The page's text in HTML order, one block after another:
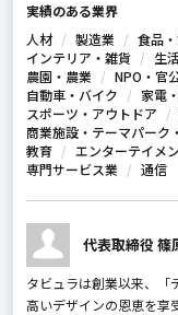
実績のある業界
人材
製造業 食品
インテリア・雑貨
生
農園・農業
NPO・官
自動車・バイク
家電
スポーツ・アウトドア
商業施設・テーマパーク
教育
エンターテイメ
専門サービス業
通信
代表取締役 篠
タビュラは創業以来、「
高いデザインの恩恵を享